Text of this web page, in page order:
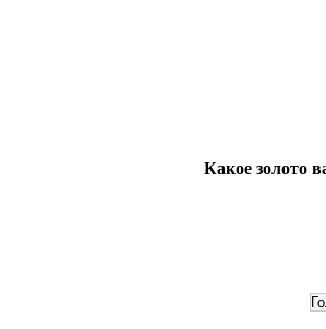
Какое золото